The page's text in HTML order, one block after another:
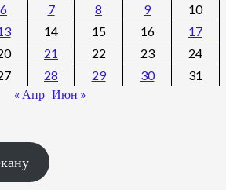
6 7 8 9
10
14 15 16
17
21 22 23
24
28 29 30
31
« Апр Июн »